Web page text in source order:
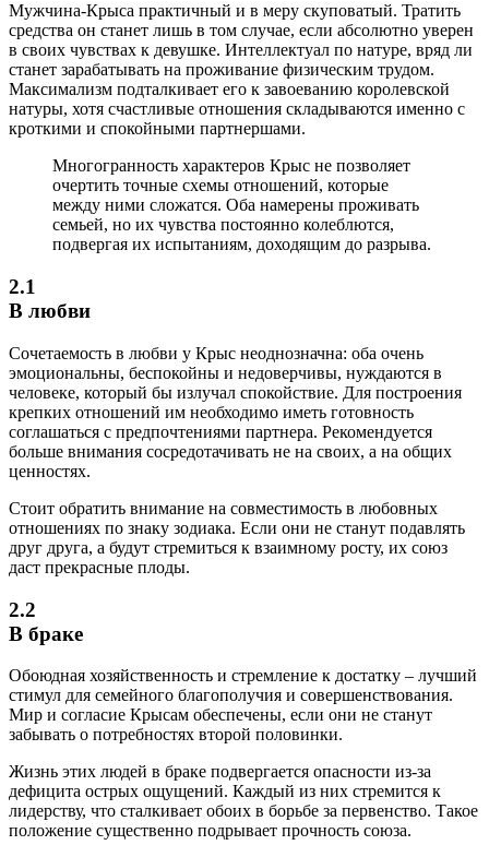
Мужчина-Крыса практичный и в меру скуповатый. Тратить
средства он станет лишь в том случае, если абсолютно уверен
в своих чувствах к девушке. Интеллектуал по натуре, вряд ли
станет зарабатывать на проживание физическим трудом.
Максимализм подталкивает его к завоеванию королевской
натуры, хотя счастливые отношения складываются именно с
кроткими и спокойными партнершами.
Многогранность характеров Крыс не позволяет
очертить точные схемы отношений, которые
между ними сложатся. Оба намерены проживать
семьей, но их чувства постоянно колеблются,
подвергая их испытаниям, доходящим до разрыва.
2.1
В любви
Сочетаемость в любви у Крыс неоднозначна: оба очень
эмоциональны, беспокойны и недоверчивы, нуждаются в
человеке, который бы излучал спокойствие. Для построения
крепких отношений им необходимо иметь готовность
соглашаться с предпочтениями партнера. Рекомендуется
больше внимания сосредотачивать не на своих, а на общих
ценностях.
Стоит обратить внимание на совместимость в любовных
отношениях по знаку зодиака. Если они не станут подавлять
друг друга, а будут стремиться к взаимному росту, их союз
даст прекрасные плоды.
2.2
В браке
Обоюдная хозяйственность и стремление к достатку – лучший
стимул для семейного благополучия и совершенствования.
Мир и согласие Крысам обеспечены, если они не станут
забывать о потребностях второй половинки.
Жизнь этих людей в браке подвергается опасности из-за
дефицита острых ощущений. Каждый из них стремится к
лидерству, что сталкивает обоих в борьбе за первенство. Такое
положение существенно подрывает прочность союза.